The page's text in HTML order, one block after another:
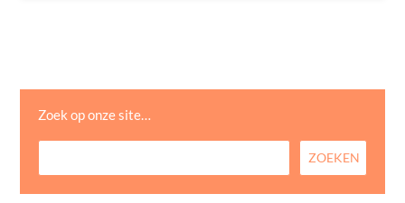
Zoek op onze site…